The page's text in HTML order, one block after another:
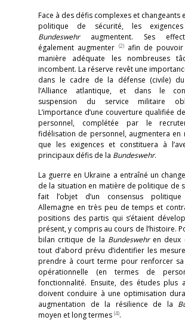
Face à des défis complexes et changeants
politique de sécurité, les
Bundeswehraugmentent. Ses
également augmenter (2)afin de pouvoir
manière adéquate les nombreuses
incombent. La réserve revêt une
dans le cadre de la défense (civile)
l’Alliance atlantique, et dans le
suspension du service militaire
L’importance d’une couverture qualifiée
personnel, complétée par le
fidélisation de personnel, augmentera en
que les exigences et constituera à
principaux défis de la Bundeswehr.
La guerre en Ukraine a entraîné un
de la situation en matière de politique de
fait l’objet d’un consensus
Allemagne en très peu de temps et
positions des partis qui s’étaient
présent, y compris au cours de l’histoire.
bilan critique de la Bundeswehren deux
tout d’abord prévu d’identifier les
prendre à court terme pour renforcer
opérationnelle (en termes de
fonctionnalité. Ensuite, des études plus
doivent conduire à une optimisation
augmentation de la résilience de la
moyen et long termes (4).